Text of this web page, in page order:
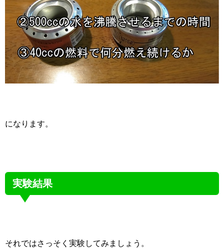
になります。
実験結果
それではさっそく実験してみましょう。